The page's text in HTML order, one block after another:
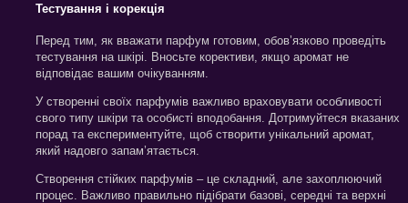
Тестування і корекція
Перед тим, як вважати парфум готовим, обов’язково проведіть
тестування на шкірі. Вносьте корективи, якщо аромат не
відповідає вашим очікуванням.
У створенні своїх парфумів важливо враховувати особливості
свого типу шкіри та особисті вподобання. Дотримуйтеся вказаних
порад та експериментуйте, щоб створити унікальний аромат,
який надовго запам’ятається.
Створення стійких парфумів – це складний, але захоплюючий
процес. Важливо правильно підібрати базові, середні та верхні